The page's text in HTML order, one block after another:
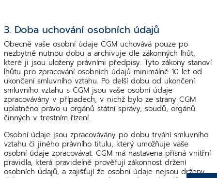
3. Doba uchování osobních údajů
Obecně vaše osobní údaje CGM uchovává pouze po
nezbytně nutnou dobu a archivuje dle zákonných lhůt,
které ji jsou uloženy právními předpisy. Tyto zákony stanoví
lhůtu pro zpracování osobních údajů minimálně 10 let od
ukončení smluvního vztahu. Po delší dobu od ukončení
smluvního vztahu s CGM jsou vaše osobní údaje
zpracovávány v případech, v nichž bylo ze strany CGM
uplatněno právo u orgánů státní správy, soudů, orgánů
činných v trestním řízení.
Osobní údaje jsou zpracovávány po dobu trvání smluvního
vztahu či jiného právního titulu, který umožňuje vaše
osobní údaje zpracovávat. CGM má nastavena přísná vnitřní
pravidla, která pravidelně prověřují zákonnost držení
osobních údajů, a zajišťují že osobní údaje nejsou drženy